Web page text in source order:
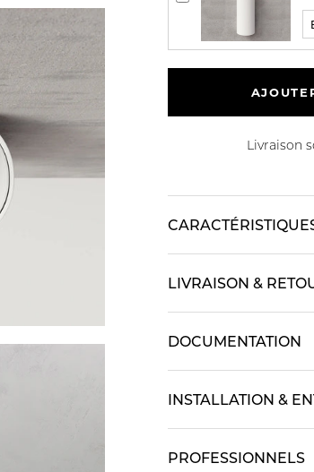
Livraison
LIVRAISON &
DOCUMENTATION
INSTALLATION &
PROFESSIONNELS